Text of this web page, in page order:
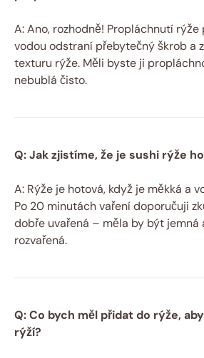
A: Ano, rozhodně! Propláchnutí
vodou odstraní přebytečný škrob a
texturu rýže. Měli byste ji
nebublá čisto.
Q: Jak zjistíme, že je sushi rýže
A: Rýže je hotová, když je měkká a
Po 20 minutách vaření doporučuji
dobře uvařená – měla by být jemná
rozvařená.
Q: Co bych měl přidat do rýže,
rýží?